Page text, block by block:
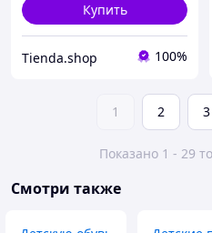
Купить
Tienda.shop 100%
1 2 3
Показано 1 - 29
Смотри также